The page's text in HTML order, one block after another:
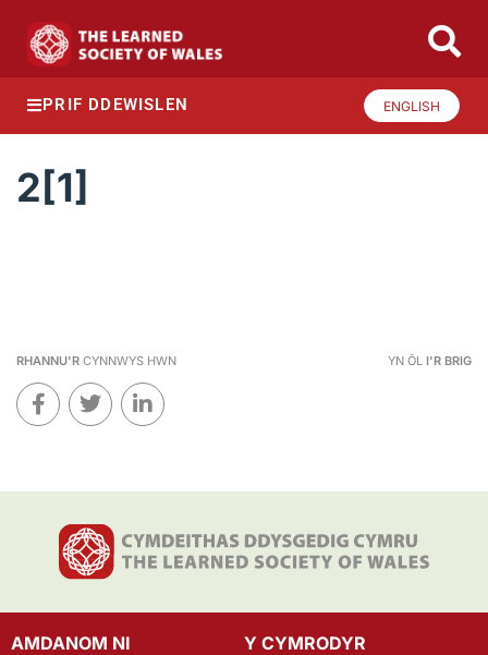
PRIF DDEWISLEN ENGLISH
2[1]
RHANNU'R CYNNWYS HWN YN ÔL I'R BRIG
AMDANOM NI Y CYMRODYR